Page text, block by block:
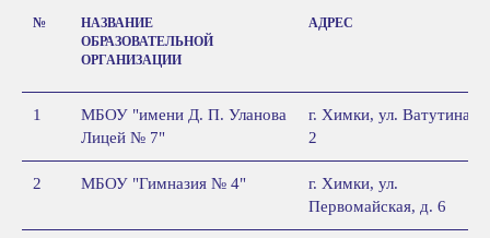
№
НАЗВАНИЕ
ОБРАЗОВАТЕЛЬНОЙ
ОРГАНИЗАЦИИ
АДРЕС
1
МБОУ "имени Д. П. Уланова
Лицей № 7"
г. Химки, ул. Ватутина,
2
2 МБОУ "Гимназия № 4"
г. Химки, ул.
Первомайская, д. 6